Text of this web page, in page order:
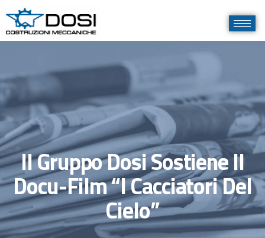
Il Gruppo Dosi Sostiene Il
Docu-Film “I Cacciatori Del
Cielo”